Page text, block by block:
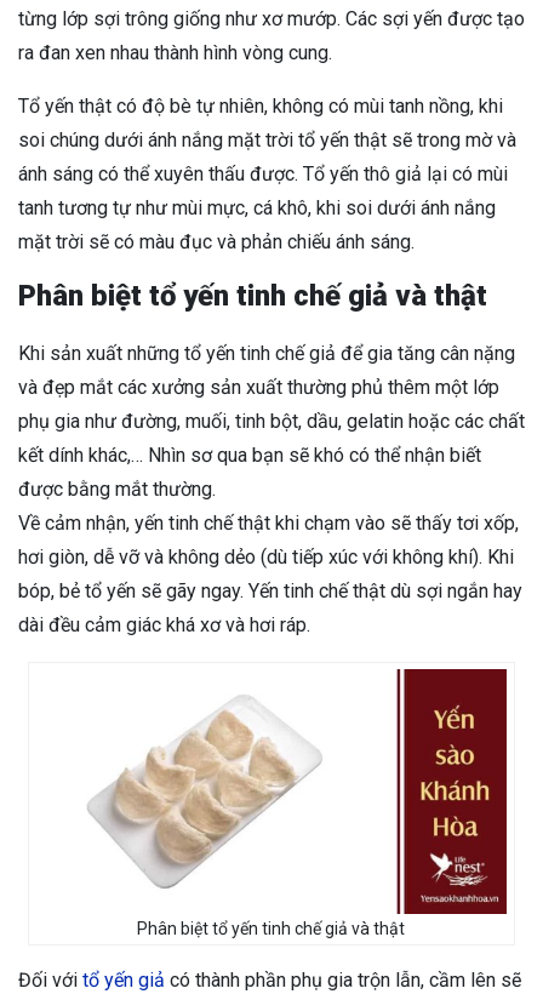
từng lớp sợi trông giống như xơ mướp. Các sợi yến được tạo
ra đan xen nhau thành hình vòng cung.
Tổ yến thật có độ bè tự nhiên, không có mùi tanh nồng, khi
soi chúng dưới ánh nắng mặt trời tổ yến thật sẽ trong mờ và
ánh sáng có thể xuyên thấu được. Tổ yến thô giả lại có mùi
tanh tương tự như mùi mực, cá khô, khi soi dưới ánh nắng
mặt trời sẽ có màu đục và phản chiếu ánh sáng.
Phân biệt tổ yến tinh chế giả và thật
Khi sản xuất những tổ yến tinh chế giả để gia tăng cân nặng
và đẹp mắt các xưởng sản xuất thường phủ thêm một lớp
phụ gia như đường, muối, tinh bột, dầu, gelatin hoặc các chất
kết dính khác,… Nhìn sơ qua bạn sẽ khó có thể nhận biết
được bằng mắt thường.
Về cảm nhận, yến tinh chế thật khi chạm vào sẽ thấy tơi xốp,
hơi giòn, dễ vỡ và không dẻo (dù tiếp xúc với không khí). Khi
bóp, bẻ tổ yến sẽ gãy ngay. Yến tinh chế thật dù sợi ngắn hay
dài đều cảm giác khá xơ và hơi ráp.
Phân biệt tổ yến tinh chế giả và thật
Đối với tổ yến giả có thành phần phụ gia trộn lẫn, cầm lên sẽ